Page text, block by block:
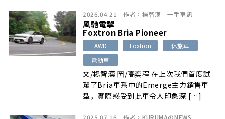
2026.04.21 作者： 楊智漢 一手車訊
風馳電掣
Foxtron Bria Pioneer
AWD Foxtron
休旅車
電動車
文/楊智漢 圖/高奕程 在上次我們首度試
駕了Bria車系中的Emerge主力銷售車
型，實際感受到此車令人印象深 […]
2025.07.16 作者： KURUMAのNEWS